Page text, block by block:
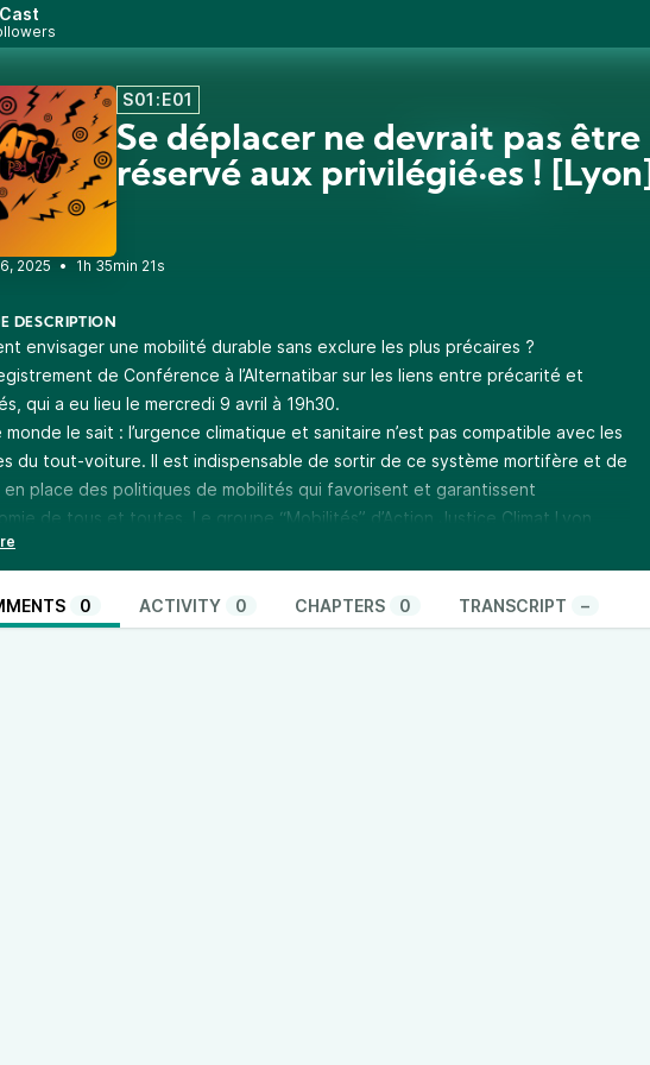
S01:E01
Se déplacer ne devrait pas être
réservé aux privilégié·es ! [Lyon]]
• 1h 35min 21s
DESCRIPTION
envisager une mobilité durable sans exclure les plus précaires ?
de Conférence à l’Alternatibar sur les liens entre précarité et
qui a eu lieu le mercredi 9 avril à 19h30.
monde le sait : l’urgence climatique et sanitaire n’est pas compatible avec les
du tout-voiture. Il est indispensable de sortir de ce système mortifère et de
place des politiques de mobilités qui favorisent et garantissent
de tous et toutes. Le groupe “Mobilités” d’Action Justice Climat Lyon
cycle de conférence pour comprendre les leviers à actionner pour un
politique réellement émancipatrice.
cette première conférence, nous vous invitons à retrouver :
Faugier, maître de conférence à l’université Lyon 2
0 ACTIVITY 0 CHAPTERS 0 TRANSCRIPT –